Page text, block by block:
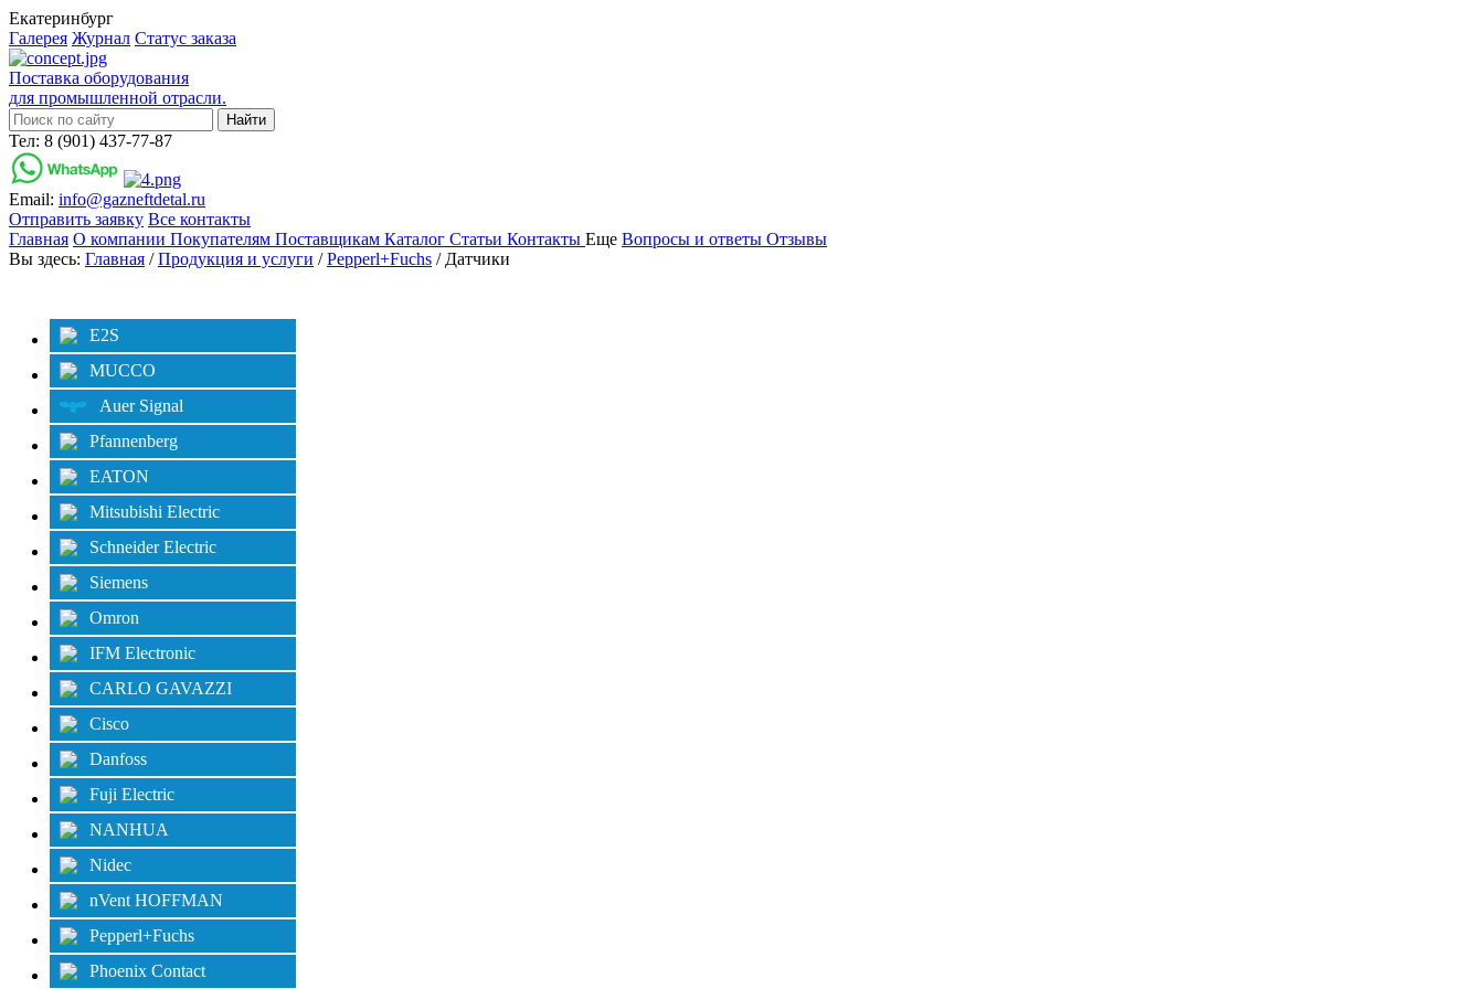
Екатеринбург
Галерея Журнал Статус заказа
Поставка оборудования
для промышленной отрасли.
Тел: 8 (901) 437-77-87
Email: info@gazneftdetal.ru
Отправить заявку Все контакты
Главная О компании Покупателям Поставщикам Каталог Статьи Контакты Еще Вопросы и ответы Отзывы
Вы здесь: Главная /Продукция и услуги /Pepperl+Fuchs / Датчики
E2S
MUCCO
Auer Signal
Pfannenberg
EATON
Mitsubishi Electric
Schneider Electric
Siemens
Omron
IFM Electronic
CARLO GAVAZZI
Cisco
Danfoss
Fuji Electric
NANHUA
Nidec
nVent HOFFMAN
Pepperl+Fuchs
Phoenix Contact